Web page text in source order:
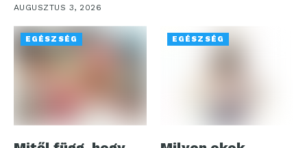
AUGUSZTUS 3, 2026
EGÉSZSÉG EGÉSZSÉG